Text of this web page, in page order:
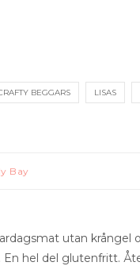
BEGGARS LISAS
Bay
utan krångel
En hel del glutenfritt.